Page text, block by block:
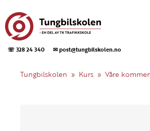
☏ 328 24 340 ✉ post@tungbilskolen.no
Tungbilskolen Kurs Våre